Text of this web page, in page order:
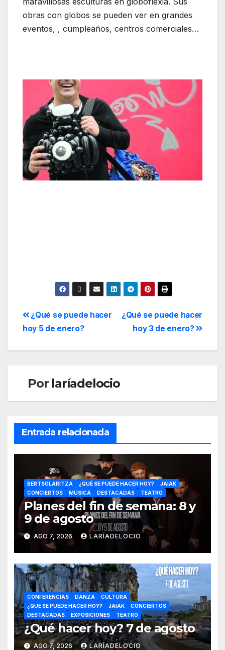
obras con globos se pueden ver en grandes
eventos, , cumpleaños, centros comerciales…
¿Qué se puede hacer
hoy 3 de enero?
¿Qué se puede hacer
hoy 5 de enero?
Por laríadelocio
Entrada relacionada
BERTSOLARITZA ¿QUÉ SE PUEDE HACER HOY?
JAIAK
CONCIERTOS
MÚSICA DESTACADAS TEATRO
Planes del fin de semana: 8 y
9 de agosto
AGO 7, 2026 LARÍADELOCIO
CONFERENCIAS DANZA
CULTURA
¿QUÉ SE PUEDE HACER HOY?
JAIAK
CONCIERTOS
DESTACADAS
EXPOSICIONES TEATRO
¿Qué hacer hoy? 7 de agosto
AGO 7, 2026 LARÍADELOCIO